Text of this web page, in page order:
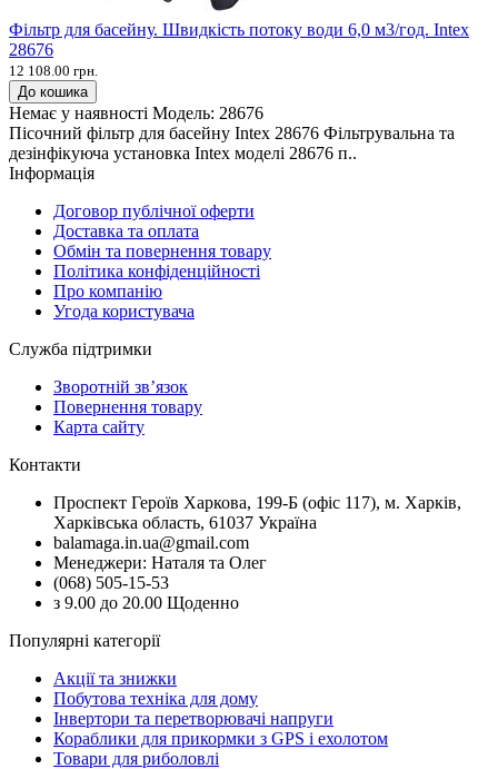
Фільтр для басейну. Швидкість потоку води 6,0 м3/год. Intex
28676
12 108.00 грн.
До кошика
Немає у наявності Модель: 28676
Пісочний фільтр для басейну Intex 28676 Фільтрувальна та
дезінфікуюча установка Intex моделі 28676 п..
Інформація
Договор публічної оферти
Доставка та оплата
Обмін та повернення товару
Політика конфіденційності
Про компанію
Угода користувача
Служба підтримки
Зворотній зв’язок
Повернення товару
Карта сайту
Контакти
Проспект Героїв Харкова, 199-Б (офіс 117), м. Харків,
Харківська область, 61037 Україна
balamaga.in.ua@gmail.com
Менеджери: Наталя та Олег
(068) 505-15-53
з 9.00 до 20.00 Щоденно
Популярні категорії
Акції та знижки
Побутова техніка для дому
Інвертори та перетворювачі напруги
Кораблики для прикормки з GPS і ехолотом
Товари для риболовлі